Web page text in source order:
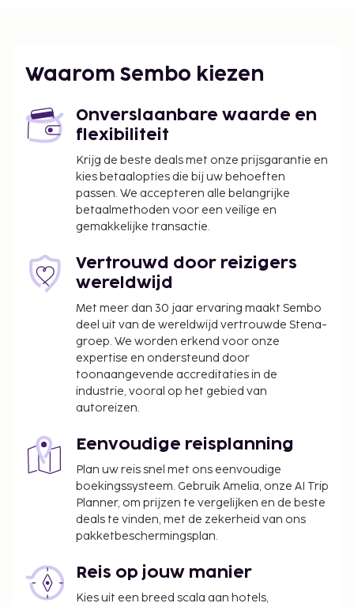
Los Angeles Intl. (LAX) - 73,7 km
Een verplichte toeslag voor het schoonmaken
is bij het huurtarief van deze accommodatie
inbegrepen.
De accommodatie wordt professioneel
schoongemaakt.
Contacloos inchecken en contactloos
uitchecken zijn mogelijk.
Waarom Sembo kiezen
Onverslaanbare waarde en
flexibiliteit
Krijg de beste deals met onze prijsgarantie en
kies betaalopties die bij uw behoeften
passen. We accepteren alle belangrijke
betaalmethoden voor een veilige en
gemakkelijke transactie.
Vertrouwd door reizigers
wereldwijd
Met meer dan 30 jaar ervaring maakt Sembo
deel uit van de wereldwijd vertrouwde Stena-
groep. We worden erkend voor onze
expertise en ondersteund door
toonaangevende accreditaties in de
industrie, vooral op het gebied van
autoreizen.
Eenvoudige reisplanning
Plan uw reis snel met ons eenvoudige
boekingssysteem. Gebruik Amelia, onze AI Trip
Planner, om prijzen te vergelijken en de beste
deals te vinden, met de zekerheid van ons
pakketbeschermingsplan.
Reis op jouw manier
Kies uit een breed scala aan hotels,